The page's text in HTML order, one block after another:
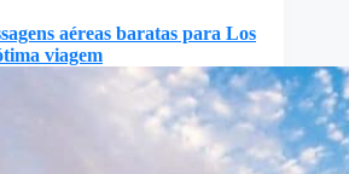
aéreas baratas para Los
viagem